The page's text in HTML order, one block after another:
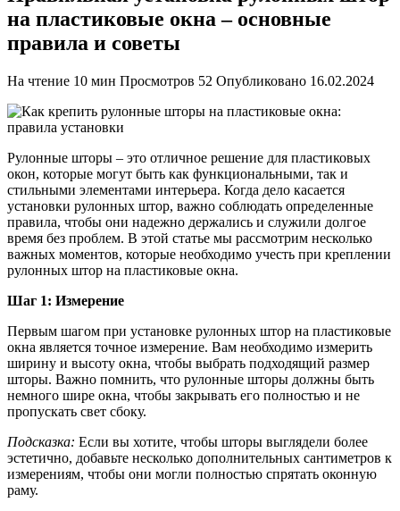
на пластиковые окна – основные
правила и советы
На чтение 10 мин Просмотров 52 Опубликовано 16.02.2024
Рулонные шторы – это отличное решение для пластиковых
окон, которые могут быть как функциональными, так и
стильными элементами интерьера. Когда дело касается
установки рулонных штор, важно соблюдать определенные
правила, чтобы они надежно держались и служили долгое
время без проблем. В этой статье мы рассмотрим несколько
важных моментов, которые необходимо учесть при креплении
рулонных штор на пластиковые окна.
Шаг 1: Измерение
Первым шагом при установке рулонных штор на пластиковые
окна является точное измерение. Вам необходимо измерить
ширину и высоту окна, чтобы выбрать подходящий размер
шторы. Важно помнить, что рулонные шторы должны быть
немного шире окна, чтобы закрывать его полностью и не
пропускать свет сбоку.
Подсказка: Если вы хотите, чтобы шторы выглядели более
эстетично, добавьте несколько дополнительных сантиметров к
измерениям, чтобы они могли полностью спрятать оконную
раму.